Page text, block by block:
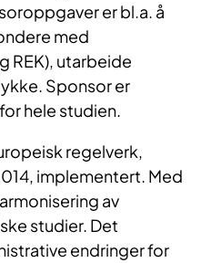
er bl.a. å
med
REK), utarbeide
Sponsor er
hele studien.
regelverk,
implementert. Med
av
studier. Det
endringer for